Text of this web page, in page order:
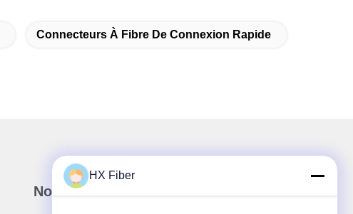
Connecteurs À Fibre De Connexion Rapide
Notre newsletter
HX Fiber